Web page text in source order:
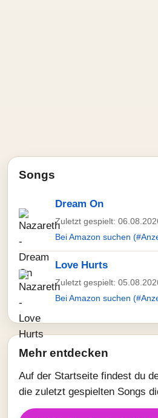
Songs
Dream On
Zuletzt gespielt:
Bei Amazon suchen
Love Hurts
Zuletzt gespielt:
Bei Amazon suchen
Mehr entdecken
Auf der Startseite findest du
die zuletzt gespielten Songs